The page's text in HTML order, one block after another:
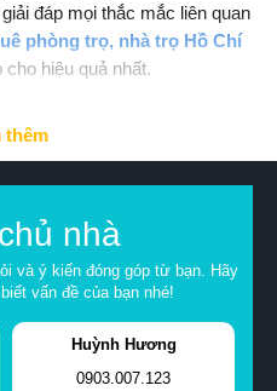
đáp mọi thắc mắc liên quan
phòng trọ, nhà trọ Hồ Chí
hiệu quả nhất.
thêm
nhà
và ý kiến đóng góp từ bạn. Hãy
vấn đề của bạn nhé!
Huỳnh Hương
0903.007.123